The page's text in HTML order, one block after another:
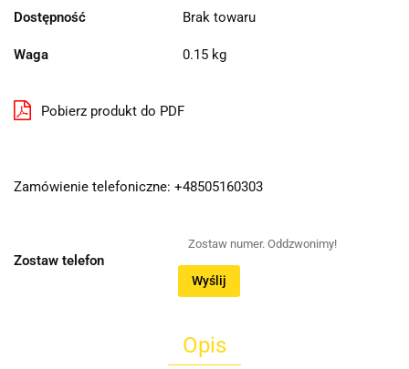
Dostępność Brak towaru
Waga 0.15 kg
Pobierz produkt do PDF
Zamówienie telefoniczne: +48505160303
Zostaw telefon
Wyślij
Opis